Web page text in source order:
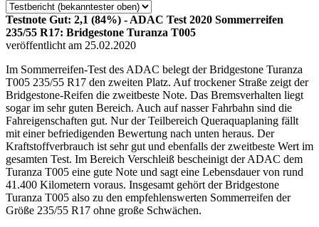
Testnote Gut: 2,1 (84%) - ADAC Test 2020 Sommerreifen
235/55 R17: Bridgestone Turanza T005
veröffentlicht am 25.02.2020
Im Sommerreifen-Test des ADAC belegt der Bridgestone Turanza
T005 235/55 R17 den zweiten Platz. Auf trockener Straße zeigt der
Bridgestone-Reifen die zweitbeste Note. Das Bremsverhalten liegt
sogar im sehr guten Bereich. Auch auf nasser Fahrbahn sind die
Fahreigenschaften gut. Nur der Teilbereich Queraquaplaning fällt
mit einer befriedigenden Bewertung nach unten heraus. Der
Kraftstoffverbrauch ist sehr gut und ebenfalls der zweitbeste Wert im
gesamten Test. Im Bereich Verschleiß bescheinigt der ADAC dem
Turanza T005 eine gute Note und sagt eine Lebensdauer von rund
41.400 Kilometern voraus. Insgesamt gehört der Bridgestone
Turanza T005 also zu den empfehlenswerten Sommerreifen der
Größe 235/55 R17 ohne große Schwächen.